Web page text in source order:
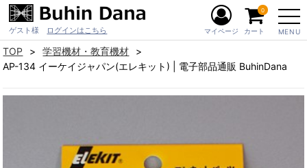
ゲスト様 ログインはこちら MENU
マイページ カート
0
TOP
学習機材・教育機材
AP-134 イーケイジャパン(エレキット) | 電子部品通販 BuhinDana